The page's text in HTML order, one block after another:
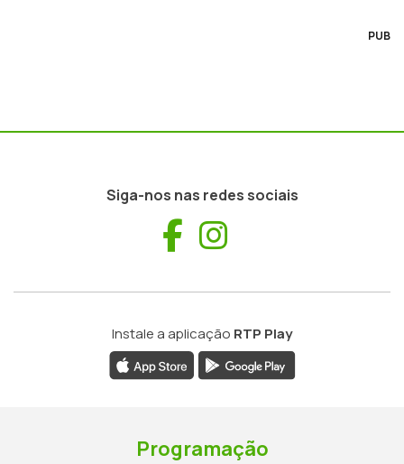
PUB
Siga-nos nas redes sociais
Facebook
Instale a aplicação RTP Play
Programação